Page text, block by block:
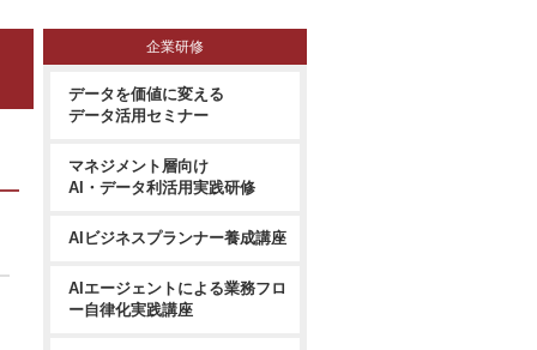
企業研修
データを価値に変える
データ活用セミナー
マネジメント層向け
AI・データ利活用実践研修
AIビジネスプランナー養成講座
AIエージェントによる業務フロ
ー自律化実践講座